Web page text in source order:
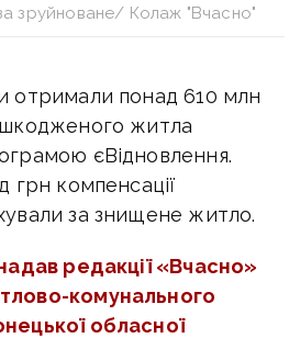
зруйноване/ Колаж "Вчасно"
отримали понад 610 млн
житла
єВідновлення.
компенсації
за знищене житло.
редакції «Вчасно»
комунального
обласної